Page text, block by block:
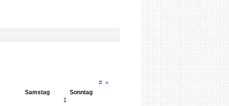
# »
Samstag
Sonntag
1